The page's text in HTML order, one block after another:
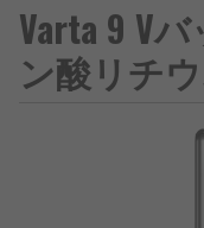
Varta 9 V
ン酸リチ